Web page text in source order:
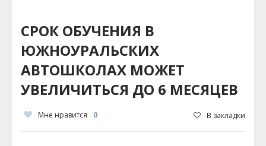
СРОК ОБУЧЕНИЯ В
ЮЖНОУРАЛЬСКИХ
АВТОШКОЛАХ МОЖЕТ
УВЕЛИЧИТЬСЯ ДО 6 МЕСЯЦЕВ
Мне нравится 0 В закладки